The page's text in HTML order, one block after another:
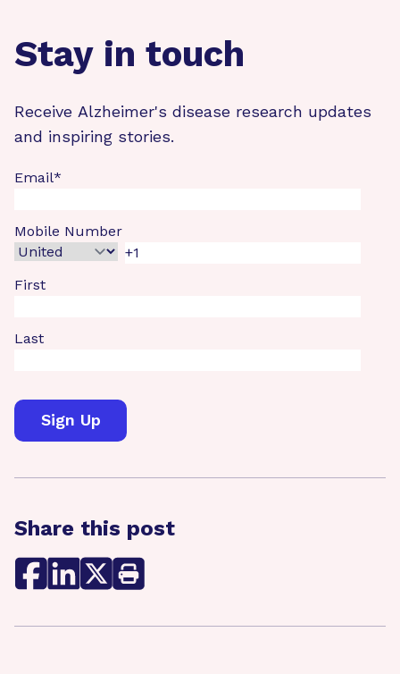
Stay in touch
Receive Alzheimer's disease research updates
and inspiring stories.
Email*
Mobile Number
First
Last
Share this post